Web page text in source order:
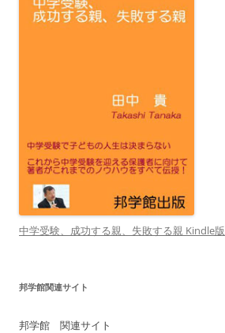
中学受験、成功する親、失敗する親 Kindle版
邦学館関連サイト
邦学館 関連サイト